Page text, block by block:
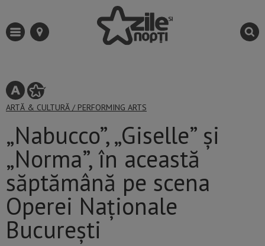
ARTĂ & CULTURĂ / PERFORMING ARTS
„Nabucco”, „Giselle” și
„Norma”, în această
săptămână pe scena
Operei Naționale
București